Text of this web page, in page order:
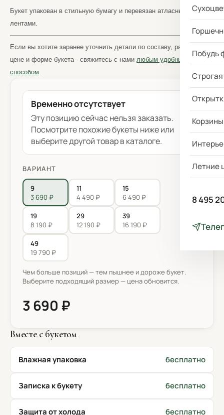
Побудь
Летние
8 495
Букет упакован в стильную бумагу и перевязан атласными
лентами.
Если вы хотите заранее уточнить детали по составу, размеру,
цене и форме букета - свяжитесь с нами любым удобным
способом.
Временно отсутствует
Эту позицию сейчас нельзя заказать.
Посмотрите похожие букеты ниже или
выберите другой товар в каталоге.
ВАРИАНТ
9
3 690 ₽
11
4 490 ₽
15
6 490 ₽
19
8 190 ₽
29
12 190 ₽
39
16 190 ₽
49
19 790 ₽
Чем больше позиций — тем пышнее и дороже букет.
Выберите подходящий размер — цена обновится.
3 690 ₽
Вместе с букетом
Влажная упаковка бесплатно
Записка к букету бесплатно
Защита от холода бесплатно